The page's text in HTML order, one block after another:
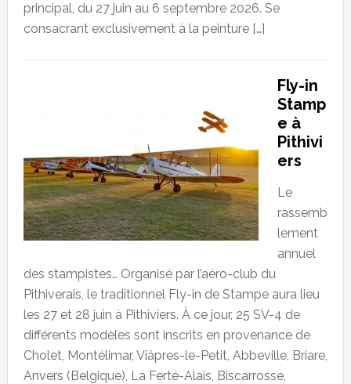
principal, du 27 juin au 6 septembre 2026. Se
consacrant exclusivement à la peinture […]
Fly-in
Stamp
e à
Pithivi
ers
Le
rassemb
lement
annuel
des stampistes… Organisé par l’aéro-club du
Pithiverais, le traditionnel Fly-in de Stampe aura lieu
les 27 et 28 juin à Pithiviers. À ce jour, 25 SV-4 de
différents modèles sont inscrits en provenance de
Cholet, Montélimar, Viâpres-le-Petit, Abbeville, Briare,
Anvers (Belgique), La Ferté-Alais, Biscarrosse,